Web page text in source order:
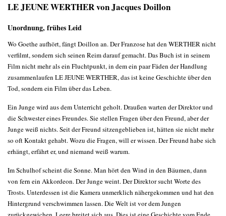
LE JEUNE WERTHER von Jacques Doillon
Unordnung, frühes Leid
Wo Goethe aufhört, fängt Doillon an. Der Franzose hat den WERTHER nicht
verfilmt, sondern sich seinen Reim darauf gemacht. Das Buch ist in seinem
Film nicht mehr als ein Fluchtpunkt, in dem ein paar Fäden der Handlung
zusammenlaufen LE JEUNE WERTHER, das ist keine Geschichte über den
Tod, sondern ein Film über das Leben.
Ein Junge wird aus dem Unterricht geholt. Draußen warten der Direktor und
die Schwester eines Freundes. Sie stellen Fragen über den Freund, aber der
Junge weiß nichts. Seit der Freund sitzengeblieben ist, hätten sie nicht mehr
so oft Kontakt gehabt. Wozu die Fragen, will er wissen. Der Freund habe sich
erhängt, erfährt er, und niemand weiß warum.
Im Schulhof scheint die Sonne. Man hört den Wind in den Bäumen, dann
von fern ein Akkordeon. Der Junge weint. Der Direktor sucht Worte des
Trosts. Unterdessen ist die Kamera unmerklich nähergekommen und hat den
Hintergrund verschwimmen lassen. Die Welt ist vor dem Jungen